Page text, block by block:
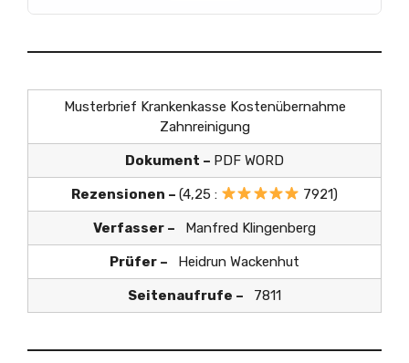
Musterbrief Krankenkasse Kostenübernahme
Zahnreinigung
Dokument – PDF WORD
Rezensionen –(4,25 : 7921)
Verfasser – Manfred Klingenberg
Prüfer – Heidrun Wackenhut
Seitenaufrufe – 7811